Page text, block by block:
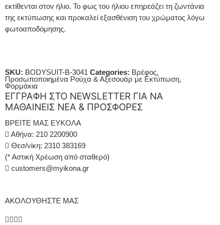
εκτίθενται στον ήλιο. Το φως του ήλιου επηρεάζει τη ζωντάνια
της εκτύπωσης και προκαλεί εξασθένιση του χρώματος λόγω
φωτοαποδόμησης.
SKU: BODYSUIT-B-3041 Categories: Βρέφος,
Προσωποποιημένα Ρούχα & Αξεσουάρ με Εκτύπωση,
Φορμάκια
ΕΓΓΡΑΦΗ ΣΤΟ NEWSLETTER ΓΙΑ ΝΑ
ΜΑΘΑΙΝΕΙΣ ΝΕΑ & ΠΡΟΣΦΟΡΕΣ
ΒΡΕΙΤΕ ΜΑΣ ΕΥΚΟΛΑ
Αθήνα: 210 2200900
Θεσ/νίκη: 2310 383169
(* Αστική Χρέωση από σταθερό)
customers@myikona.gr
ΑΚΟΛΟΥΘΗΣΤΕ ΜΑΣ